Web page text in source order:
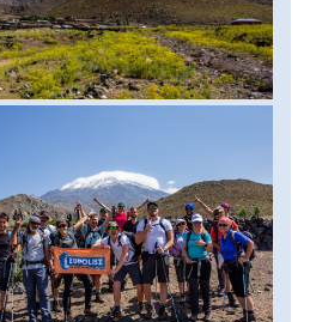
fekvő tábor viszonylag lapos,
magunkat, megérkeztünk.
délután a pihenés, akklimatizáció
az erőnkre! Az éjszakát itt
magashegyi sátrakban.
és vacsora a hegyen. Menetidő:
méter fel.